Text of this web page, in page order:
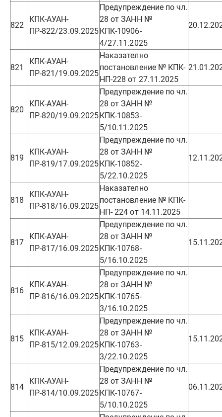
822
КПК-АУАН-
ПР-822/23.09.2025
Предупреждение по чл.
28 от ЗАНН №
КПК-10906-
4/27.11.2025
821
КПК-АУАН-
ПР-821/19.09.2025
Наказателно
постановление № КПК-
НП-228 от 27.11.2025
820
КПК-АУАН-
ПР-820/19.09.2025
Предупреждение по чл.
28 от ЗАНН №
КПК-10853-
5/10.11.2025
819
КПК-АУАН-
ПР-819/17.09.2025
Предупреждение по чл.
28 от ЗАНН №
КПК-10852-
5/22.10.2025
818
КПК-АУАН-
ПР-818/16.09.2025
Наказателно
постановление № КПК-
НП- 224 от 14.11.2025
817
КПК-АУАН-
ПР-817/16.09.2025
Предупреждение по чл.
28 от ЗАНН №
КПК-10768-
5/16.10.2025
816
КПК-АУАН-
ПР-816/16.09.2025
Предупреждение по чл.
28 от ЗАНН №
КПК-10765-
3/16.10.2025
815
КПК-АУАН-
ПР-815/12.09.2025
Предупреждение по чл.
28 от ЗАНН №
КПК-10763-
3/22.10.2025
814
КПК-АУАН-
ПР-814/10.09.2025
Предупреждение по чл.
28 от ЗАНН №
КПК-10767-
5/10.10.2025